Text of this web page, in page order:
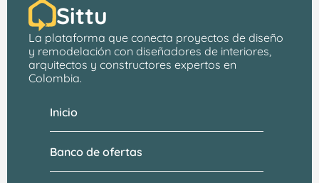
Sittu
La plataforma que conecta proyectos de diseño
y remodelación con diseñadores de interiores,
arquitectos y constructores expertos en
Colombia.
Banco de ofertas
Inicio